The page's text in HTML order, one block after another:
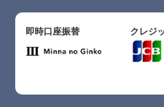
即時口座振替 クレジ